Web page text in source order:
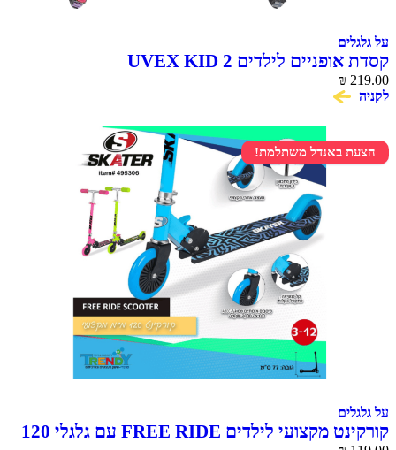
על גלגלים
קסדת אופניים לילדים UVEX KID 2
₪ 219.00
לקניה
הצעת באנדל משתלמת!
על גלגלים
קורקינט מקצועי לילדים FREE RIDE עם גלגלי 120